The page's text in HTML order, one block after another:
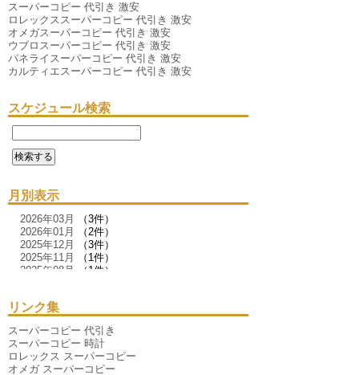
スーパーコピー 代引き 激安
ロレックススーパーコピー 代引き 激安
オメガスーパーコピー 代引き 激安
ウブロスーパーコピー 代引き 激安
パネライスーパーコピー 代引き 激安
カルティエスーパーコピー 代引き 激安
スケジュール検索
月別表示
2026年03月
（3件）
2026年01月
（2件）
2025年12月
（3件）
2025年11月
（1件）
2025年08月
（1件）
2025年04月
2025年01月（3件）
2024年12月（6件）
2024年11月（10件）
リンク集
スーパーコピー 代引き
スーパーコピー 時計
ロレックス スーパーコピー
オメガ スーパーコピー